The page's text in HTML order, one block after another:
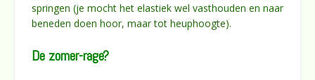
springen (je mocht het elastiek wel vasthouden en naar
beneden doen hoor, maar tot heuphoogte).
De zomer-rage?